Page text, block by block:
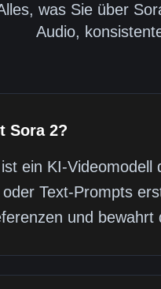
was Sie über
Audio,
Sora 2?
ein KI-Videomodell
Text-Prompts
und